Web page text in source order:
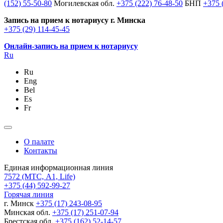
(152) 55-50-80 Могилевская обл. +375 (222) 76-48-50 БНП +375
Запись на прием к нотариусу г. Минска
+375 (29) 114-45-45
Онлайн-запись на прием к нотариусу
Ru
Ru
Eng
Bel
Es
Fr
О палате
Контакты
Единая информационная линия
7572 (МТС, A1, Life)
+375 (44) 592-99-27
Горячая линия
г. Минск +375 (17) 243-08-95
Минская обл. +375 (17) 251-07-94
Брестская обл. +375 (162) 52-14-57